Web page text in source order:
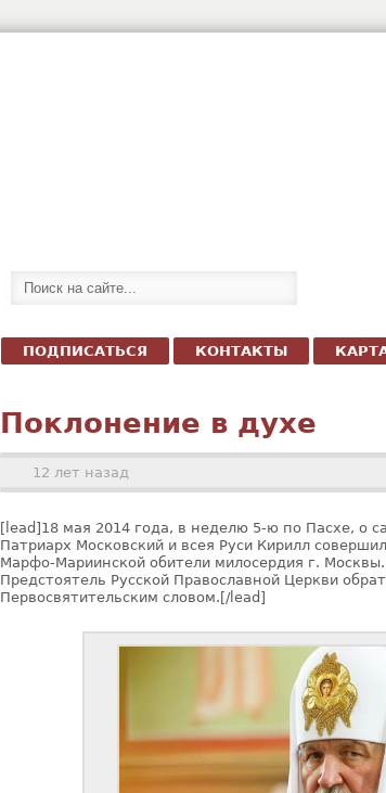
ПОДПИСАТЬСЯ КОНТАКТЫ
Поклонение в духе
12 лет назад
[lead]18 мая 2014 года, в неделю 5-ю по Пасхе, о
Патриарх Московский и всея Руси Кирилл
Марфо-Мариинской обители милосердия г.
Предстоятель Русской Православной Церкви
Первосвятительским словом.[/lead]